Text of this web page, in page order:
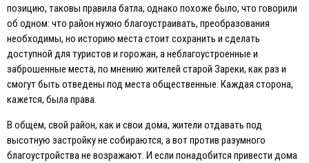
позицию, таковы правила батла, однако похоже было, что говорили
об одном: что район нужно благоустраивать, преобразования
необходимы, но историю места стоит сохранить и сделать
доступной для туристов и горожан, а неблагоустроенные и
заброшенные места, по мнению жителей старой Зареки, как раз и
смогут быть отведены под места общественные. Каждая сторона,
кажется, была права.
В общем, свой район, как и свои дома, жители отдавать под
высотную застройку не собираются, а вот против разумного
благоустройства не возражают. И если понадобится привести дома